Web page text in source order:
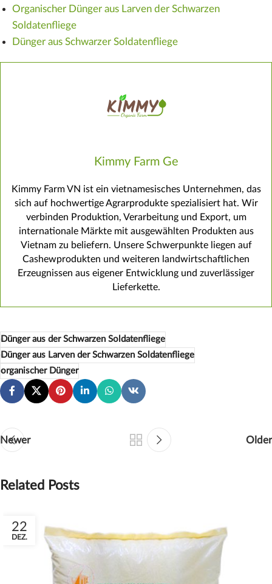
Organischer Dünger aus Larven der Schwarzen
Soldatenfliege
Dünger aus Schwarzer Soldatenfliege
Kimmy Farm Ge
Kimmy Farm VN ist ein vietnamesisches Unternehmen, das
sich auf hochwertige Agrarprodukte spezialisiert hat. Wir
verbinden Produktion, Verarbeitung und Export, um
internationale Märkte mit ausgewählten Produkten aus
Vietnam zu beliefern. Unsere Schwerpunkte liegen auf
Cashewprodukten und weiteren landwirtschaftlichen
Erzeugnissen aus eigener Entwicklung und zuverlässiger
Lieferkette.
Dünger aus der Schwarzen Soldatenfliege
Dünger aus Larven der Schwarzen Soldatenfliege
organischer Dünger
Newer Older
Related Posts
22
DEZ.